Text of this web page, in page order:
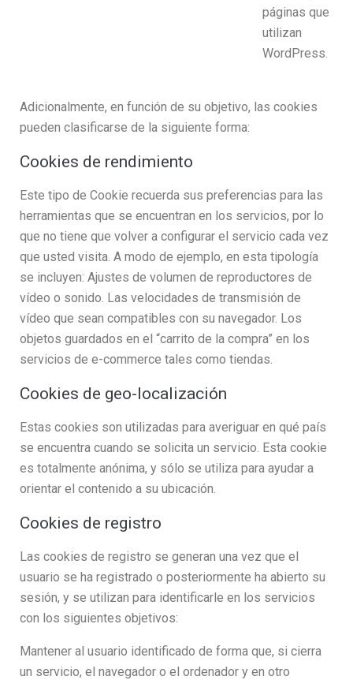
páginas que
utilizan
WordPress.
Adicionalmente, en función de su objetivo, las cookies
pueden clasificarse de la siguiente forma:
Cookies de rendimiento
Este tipo de Cookie recuerda sus preferencias para las
herramientas que se encuentran en los servicios, por lo
que no tiene que volver a configurar el servicio cada vez
que usted visita. A modo de ejemplo, en esta tipología
se incluyen: Ajustes de volumen de reproductores de
vídeo o sonido. Las velocidades de transmisión de
vídeo que sean compatibles con su navegador. Los
objetos guardados en el “carrito de la compra” en los
servicios de e-commerce tales como tiendas.
Cookies de geo-localización
Estas cookies son utilizadas para averiguar en qué país
se encuentra cuando se solicita un servicio. Esta cookie
es totalmente anónima, y sólo se utiliza para ayudar a
orientar el contenido a su ubicación.
Cookies de registro
Las cookies de registro se generan una vez que el
usuario se ha registrado o posteriormente ha abierto su
sesión, y se utilizan para identificarle en los servicios
con los siguientes objetivos:
Mantener al usuario identificado de forma que, si cierra
un servicio, el navegador o el ordenador y en otro